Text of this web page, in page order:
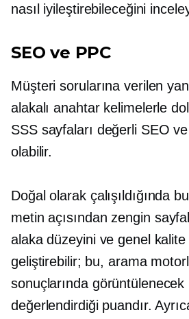
nasıl iyileştirebileceğini
SEO ve PPC
Müşteri sorularına verilen
alakalı anahtar kelimelerle
SSS sayfaları değerli SEO ve
olabilir.
Doğal olarak çalışıldığında
metin açısından zengin
alaka düzeyini ve genel kalite
geliştirebilir; bu, arama
sonuçlarında görüntülenecek
değerlendirdiği puandır.